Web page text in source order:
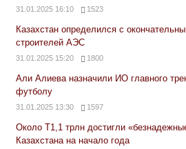
31.01.2025 16:10 1523
Казахстан определился с
строителей АЭС
31.01.2025 15:20 1800
Али Алиева назначили ИО главного
футболу
31.01.2025 13:30 1597
Около Т1,1 трлн достигли
Казахстана на начало года